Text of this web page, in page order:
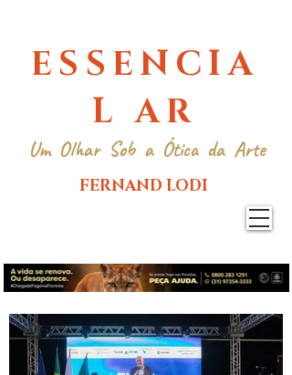
ESSENCIA
L AR
Um Olhar Sob a Ótica da Arte
FERNAND LODI